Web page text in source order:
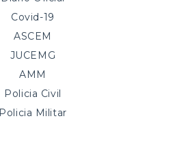
Covid-19
ASCEM
JUCEMG
AMM
Policia Civil
Policia Militar